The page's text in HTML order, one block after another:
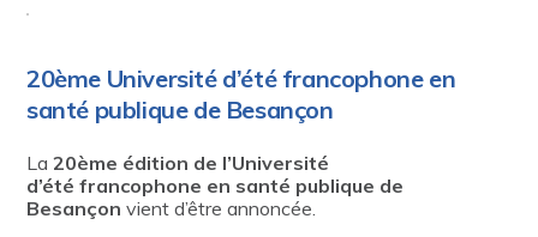
20ème Université d’été francophone en
santé publique de Besançon
La 20ème édition de l’Université
d’été francophone en santé publique de
Besançon vient d’être annoncée.